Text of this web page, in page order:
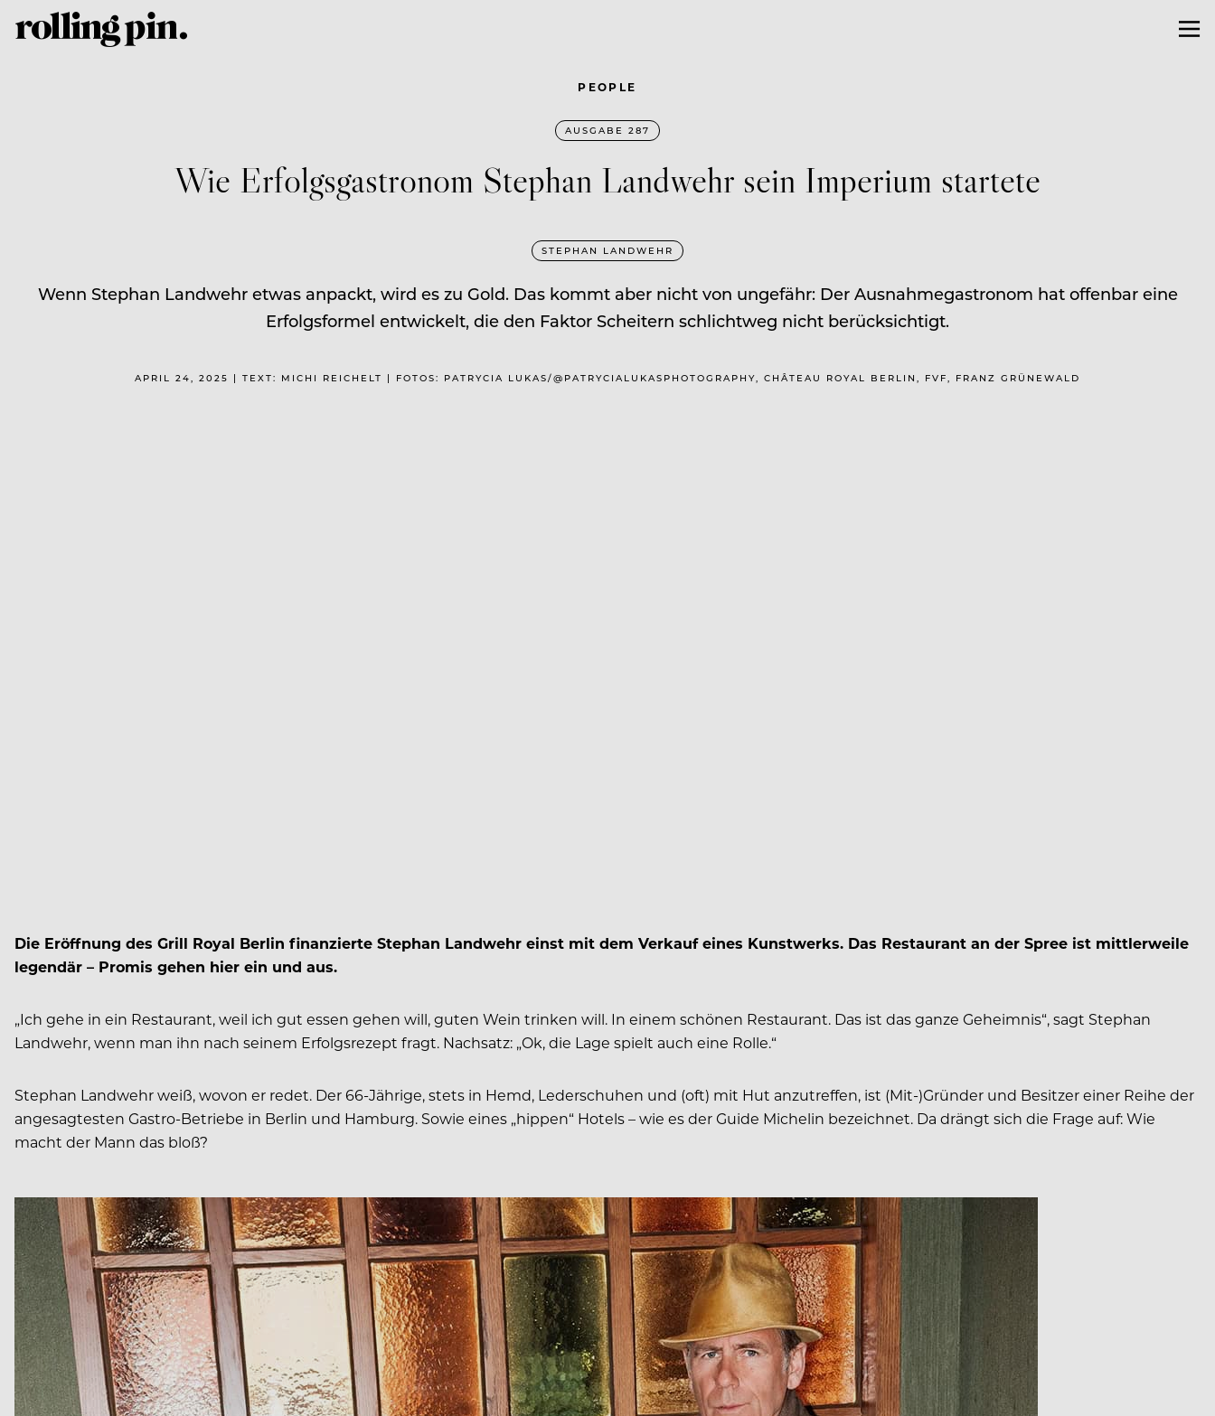
PEOPLE
AUSGABE 287
Wie Erfolgsgastronom Stephan Landwehr sein Imperium startete
STEPHAN LANDWEHR
Wenn Stephan Landwehr etwas anpackt, wird es zu Gold. Das kommt aber nicht von ungefähr: Der Ausnahmegastronom hat offenbar eine
Erfolgsformel ent­wickelt, die den Faktor Scheitern schlichtweg nicht berücksichtigt.
APRIL 24, 2025 | TEXT: MICHI REICHELT | FOTOS: PATRYCIA LUKAS/@PATRYCIALUKASPHOTOGRAPHY, CHÂTEAU ROYAL BERLIN, FVF, FRANZ GRÜNEWALD
Die Eröffnung des Grill Royal Berlin finanzierte Stephan Landwehr einst mit dem Verkauf eines Kunstwerks. Das Restaurant an der Spree ist mittler­weile
legendär – Promis gehen hier ein und aus.
„Ich gehe in ein Restaurant, weil ich gut essen gehen will, guten Wein trinken will. In einem schönen Restaurant. Das ist das ganze Geheimnis“, sagt Stephan
Landwehr, wenn man ihn nach seinem Erfolgsrezept fragt. Nachsatz: „Ok, die Lage spielt auch eine Rolle.“
Stephan Landwehr weiß, wovon er redet. Der 66-Jährige, stets in Hemd, Lederschuhen und (oft) mit Hut anzutreffen, ist (Mit-)Gründer und Besitzer einer Reihe der
angesagtesten Gastro-Betriebe in Berlin und Hamburg. Sowie eines „hippen“ Hotels – wie es der Guide Michelin bezeichnet. Da drängt sich die Frage auf: Wie
macht der Mann das bloß?